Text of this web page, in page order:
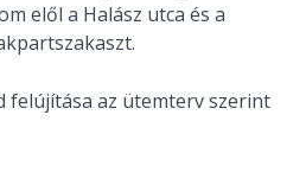
elől a Halász utca és a
felújítása az ütemterv szerint